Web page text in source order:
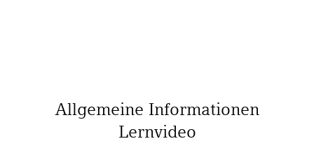
Allgemeine Informationen
Lernvideo